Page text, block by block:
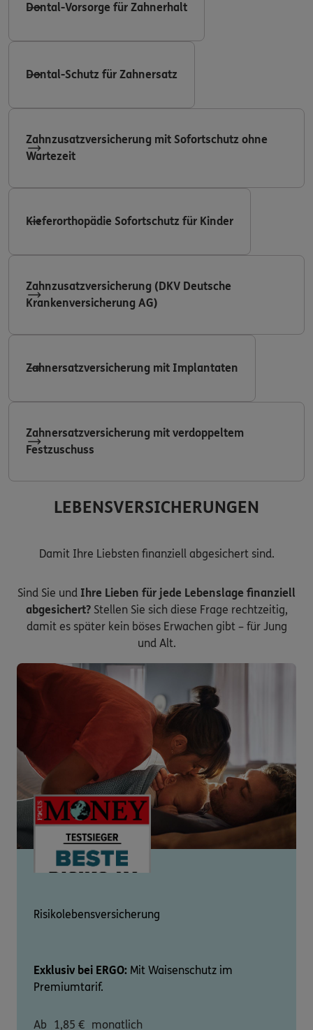
Dental-Vorsorge für Zahnerhalt
Dental-Schutz für Zahnersatz
Zahnzusatzversicherung mit Sofortschutz ohne
Wartezeit
Kieferorthopädie Sofortschutz für Kinder
Zahnzusatzversicherung (DKV Deutsche
Krankenversicherung AG)
Zahnersatzversicherung mit Implantaten
Zahnersatzversicherung mit verdoppeltem
Festzuschuss
LEBENSVERSICHERUNGEN
Damit Ihre Liebsten finanziell abgesichert sind.
Sind Sie und Ihre Lieben für jede Lebenslage finanziell
abgesichert?Stellen Sie sich diese Frage rechtzeitig,
damit es später kein böses Erwachen gibt – für Jung
und Alt.
Risikolebensversicherung
Exklusiv bei ERGO: Mit Waisenschutz im
Premiumtarif.
Ab 1,85 € monatlich